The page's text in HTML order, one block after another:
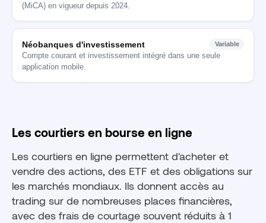
(MiCA) en vigueur depuis 2024.
Néobanques d'investissement Variable
Compte courant et investissement intégré dans une seule
application mobile.
Les courtiers en bourse en ligne
Les courtiers en ligne permettent d'acheter et
vendre des actions, des ETF et des obligations sur
les marchés mondiaux. Ils donnent accès au
trading sur de nombreuses places financières,
avec des frais de courtage souvent réduits à 1